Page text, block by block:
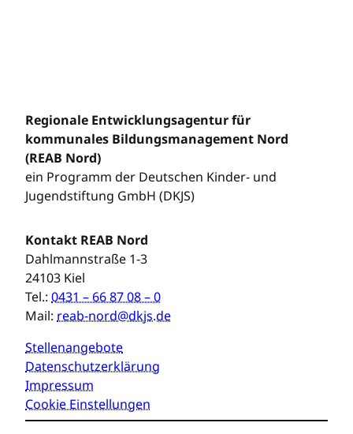
Regionale Entwicklungsagentur für
kommunales Bildungsmanagement Nord
(REAB Nord)
ein Programm der Deutschen Kinder- und
Jugendstiftung GmbH (DKJS)
Kontakt REAB Nord
Dahlmannstraße 1-3
24103 Kiel
Tel.: 0431 – 66 87 08 – 0
Mail: reab-nord@dkjs.de
Stellenangebote
Datenschutzerklärung
Impressum
Cookie Einstellungen